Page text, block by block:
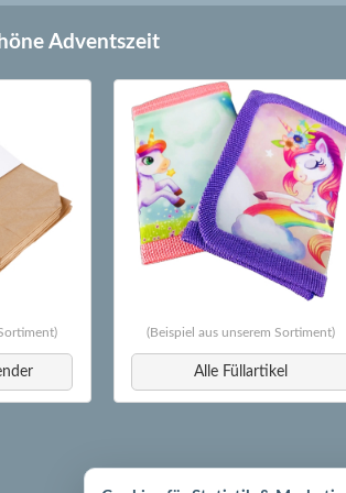
Adventszeit
(Beispiel aus unserem Sortiment)
Alle Füllartikel